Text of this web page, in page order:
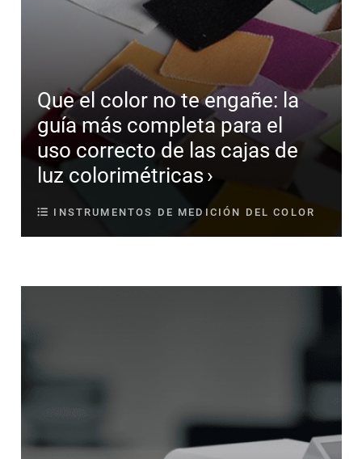
Que el color no te engañe: la
guía más completa para el
uso correcto de las cajas de
luz colorimétricas
INSTRUMENTOS DE MEDICIÓN DEL COLOR